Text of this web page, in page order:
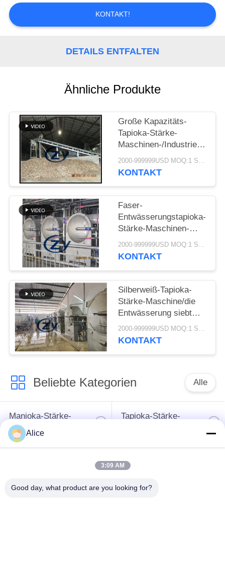
NACHRICHTEN
FORDERN
SITEMAP
PRIVACY
POLICY
KONTAKT!
DETAILS ENTFALTEN
Ähnliche Produkte
Große Kapazitäts-
Tapioka-Stärke-
Maschinen-/Industrie-
Trommel-
Drehwaschmaschine
2000-999999USD MOQ:1 Satz
KONTAKT
Faser-
Entwässerungstapioka-
Stärke-Maschinen-
zentrifugale Siebe
Multifunktions
2000-999999USD MOQ:1 Satz
KONTAKT
Silberweiß-Tapioka-
Stärke-Maschine/die
Entwässerung siebt
multi Funktions
2000-999999USD MOQ:1 Satz
KONTAKT
Beliebte Kategorien Alle
Manioka-Stärke-
Werkzeugmaschine
Tapioka-Stärke-
Werkzeugmaschine
Alice
3:09 AM
Good day, what product are you looking for?